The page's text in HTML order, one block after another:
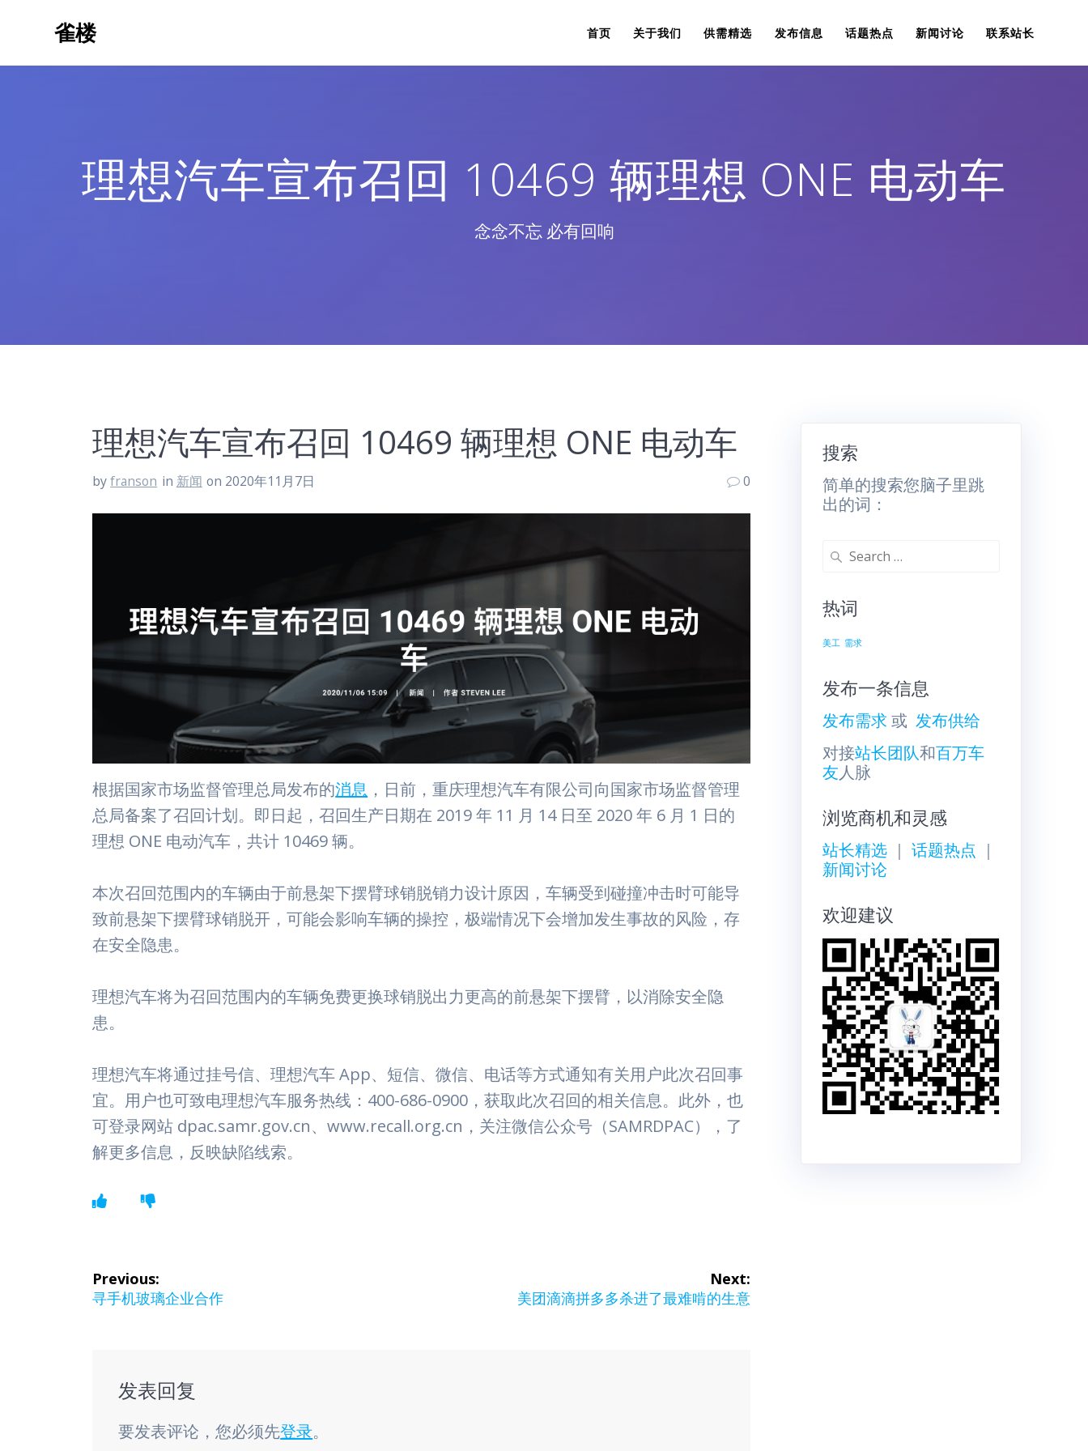
雀楼 首页 关于我们 供需精选 发布信息 话题热点 新闻讨论 联系站长
理想汽车宣布召回 10469 辆理想 ONE 电动车
念念不忘 必有回响
理想汽车宣布召回 10469 辆理想 ONE 电动车
byfranson in 新闻 on 2020年11月7日 0
根据国家市场监督管理总局发布的消息 ，日前，重庆理想汽车有限公司向国家市场监督管理
总局备案了召回计划。即日起，召回生产日期在 2019 年 11 月 14 日至 2020 年 6 月 1 日的
理想 ONE 电动汽车，共计 10469 辆。
本次召回范围内的车辆由于前悬架下摆臂球销脱销力设计原因，车辆受到碰撞冲击时可能导
致前悬架下摆臂球销脱开，可能会影响车辆的操控，极端情况下会增加发生事故的风险，存
在安全隐患。
理想汽车将为召回范围内的车辆免费更换球销脱出力更高的前悬架下摆臂，以消除安全隐
患。
理想汽车将通过挂号信、理想汽车 App、短信、微信、电话等方式通知有关用户此次召回事
宜。用户也可致电理想汽车服务热线：400-686-0900，获取此次召回的相关信息。此外，也
可登录网站 dpac.samr.gov.cn、www.recall.org.cn，关注微信公众号（SAMRDPAC），了
解更多信息，反映缺陷线索。
文
章
Previous:
Previous
寻手机玻璃企业合作
Next:
Next
美团滴滴拼多多杀进了最难啃的生意
发表回复
要发表评论，您必须先登录。
搜索
简单的搜索您脑子里跳
出的词：
Search
热词
美工 需求
发布一条信息
发布需求 或 发布供给
对接站长团队和百万车
友人脉
浏览商机和灵感
站长精选｜ 话题热点 ｜
新闻讨论
欢迎建议